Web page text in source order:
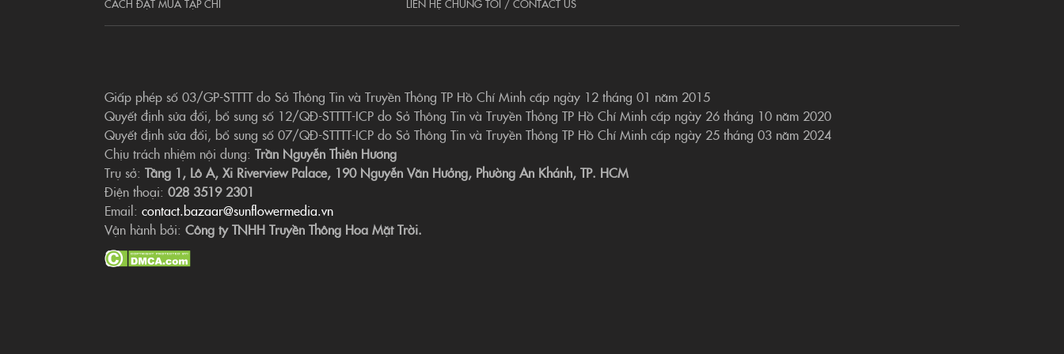
Giấp phép số 03/GP-STTTT do Sở Thông Tin và Truyền Thông TP Hồ Chí Minh cấp ngày 12 tháng 01 năm 2015
Quyết định sửa đổi, bổ sung số 12/QĐ-STTTT-ICP do Sở Thông Tin và Truyền Thông TP Hồ Chí Minh cấp ngày 26 tháng 10 năm 2020
Quyết định sửa đổi, bổ sung số 07/QĐ-STTTT-ICP do Sở Thông Tin và Truyền Thông TP Hồ Chí Minh cấp ngày 25 tháng 03 năm 2024
Chịu trách nhiệm nội dung: Trần Nguyễn Thiên Hương
Trụ sở: Tầng 1, Lô A, Xi Riverview Palace, 190 Nguyễn Văn Hưởng, Phường An Khánh, TP. HCM
Điện thoại: 028 3519 2301
Email: contact.bazaar@sunflowermedia.vn
Vận hành bởi: Công ty TNHH Truyền Thông Hoa Mặt Trời.